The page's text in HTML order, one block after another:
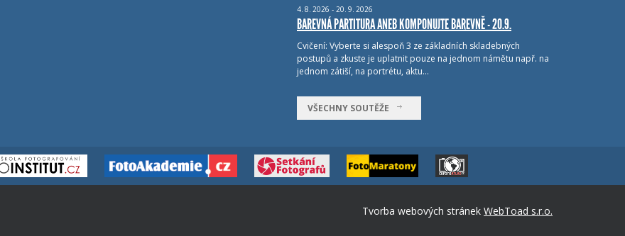
4. 8. 2026 - 20. 9. 2026
BAREVNÁ PARTITURA ANEB KOMPONUJTE BAREVNĚ - 20.9.
Cvičení: Vyberte si alespoň 3 ze základních skladebných
postupů a zkuste je uplatnit pouze na jednom námětu např. na
jednom zátiší, na portrétu, aktu…
VŠECHNY SOUTĚŽE
Tvorba webových stránek WebToad s.r.o.